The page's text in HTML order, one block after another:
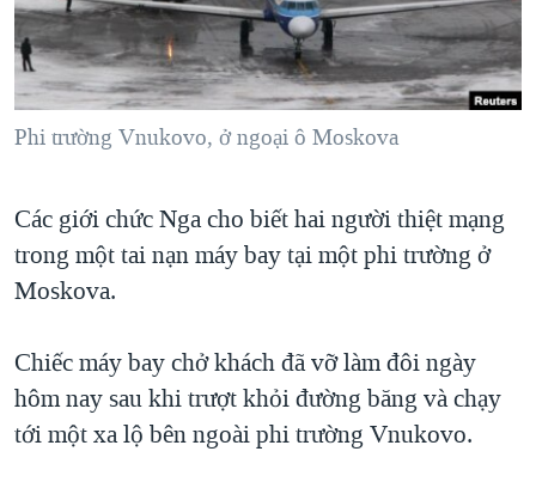
"Tìm"NGƯỜI VIỆT HẢI NGOẠI
ĐỜI SỐNG
KINH TẾ
KHOA HỌC
THỂ THAO
TẠI
HÀNH TRÌNH BẦU CỬ 2024
MỘT NĂM CHIẾN TRANH TẠI DẢI GAZA
GIẢI MÃ VÀNH ĐAI & CON ĐƯỜNG
TRỊNH VĨNH BÌNH - NGƯỜI HẠ 'BÊN THẮNG CUỘC'
GROUND ZERO – XƯA VÀ NAY
CÁC GIÁ TRỊ CỘNG HÒA Ở VIỆT NAM
THƯỢNG ĐỈNH TRUMP-KIM TẠI VIỆT NAM
TRỊNH VĨNH BÌNH VS. CHÍNH PHỦ VIỆT NAM
VIDEO
NGHE
MẠNG XÃ HỘI
Ngôn ngữ khác
Phi trường Vnukovo, ở ngoại ô Moskova
Các giới chức Nga cho biết hai người thiệt mạng
trong một tai nạn máy bay tại một phi trường ở
Moskova.
Chiếc máy bay chở khách đã vỡ làm đôi ngày
hôm nay sau khi trượt khỏi đường băng và chạy
tới một xa lộ bên ngoài phi trường Vnukovo.